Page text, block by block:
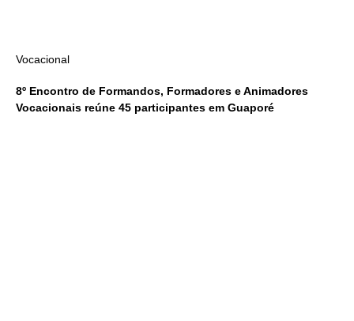
Vocacional
8º Encontro de Formandos, Formadores e Animadores
Vocacionais reúne 45 participantes em Guaporé